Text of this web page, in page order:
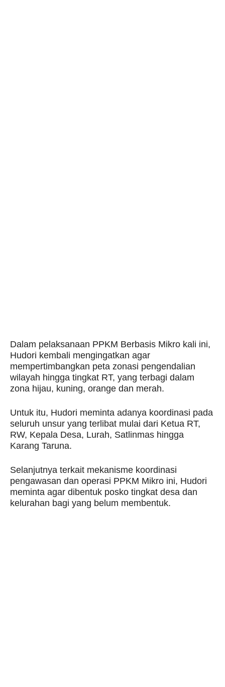
Dalam pelaksanaan PPKM Berbasis Mikro kali ini,
Hudori kembali mengingatkan agar
mempertimbangkan peta zonasi pengendalian
wilayah hingga tingkat RT, yang terbagi dalam
zona hijau, kuning, orange dan merah.
Untuk itu, Hudori meminta adanya koordinasi pada
seluruh unsur yang terlibat mulai dari Ketua RT,
RW, Kepala Desa, Lurah, Satlinmas hingga
Karang Taruna.
Selanjutnya terkait mekanisme koordinasi
pengawasan dan operasi PPKM Mikro ini, Hudori
meminta agar dibentuk posko tingkat desa dan
kelurahan bagi yang belum membentuk.